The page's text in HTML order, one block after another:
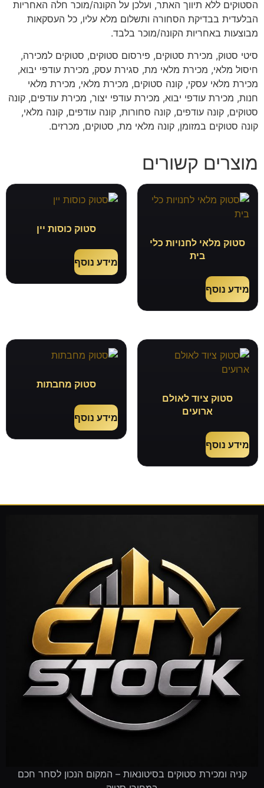
הסטוקים ללא תיווך האתר, ועלכן על הקונה/מוכר חלה האחריות
הבלעדית בבדיקת הסחורה ותשלום מלא עליו, כל העסקאות
מבוצעות באחריות הקונה/מוכר בלבד.
סיטי סטוק, מכירת סטוקים, פירסום סטוקים, סטוקים למכירה,
חיסול מלאי, מכירת מלאי מת, סגירת עסק, מכירת עודפי יבוא,
מכירת מלאי עסקי, קונה סטוקים, מכירת מלאי, מכירת מלאי
חנות, מכירת עודפי יבוא, מכירת עודפי יצור, מכירת עודפים, קונה
סטוקים, קונה עודפים, קונה סחורות, קונה עודפים, קונה מלאי,
קונה סטוקים במזומן, קונה מלאי מת, סטוקים, מכרזים.
מוצרים קשורים
סטוק מלאי לחנויות כלי
בית
מידע נוסף
סטוק כוסות יין
מידע נוסף
סטוק ציוד לאולם
ארועים
מידע נוסף
סטוק מחבתות
מידע נוסף
קניה ומכירת סטוקים בסיטונאות – המקום הנכון לסחר חכם